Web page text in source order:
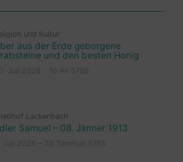
und Kultur
aus der Erde geborgene
und den besten Honig
Lackenbach
Samuel – 08. Jänner 1913